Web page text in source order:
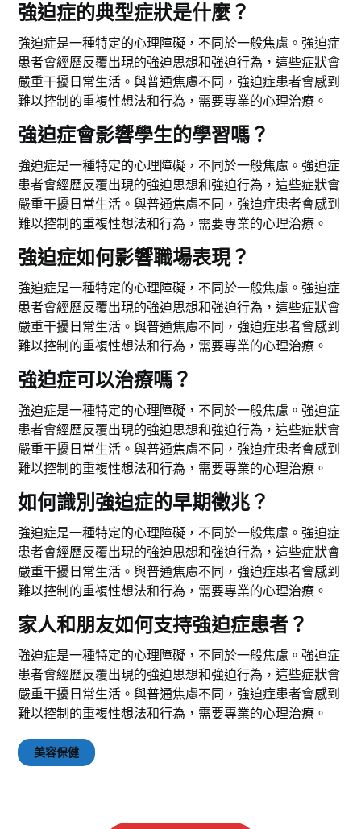
強迫症的典型症狀是什麼？
強迫症是一種特定的心理障礙，不同於一般焦慮。強迫症
患者會經歷反覆出現的強迫思想和強迫行為，這些症狀會
嚴重干擾日常生活。與普通焦慮不同，強迫症患者會感到
難以控制的重複性想法和行為，需要專業的心理治療。
強迫症會影響學生的學習嗎？
強迫症是一種特定的心理障礙，不同於一般焦慮。強迫症
患者會經歷反覆出現的強迫思想和強迫行為，這些症狀會
嚴重干擾日常生活。與普通焦慮不同，強迫症患者會感到
難以控制的重複性想法和行為，需要專業的心理治療。
強迫症如何影響職場表現？
強迫症是一種特定的心理障礙，不同於一般焦慮。強迫症
患者會經歷反覆出現的強迫思想和強迫行為，這些症狀會
嚴重干擾日常生活。與普通焦慮不同，強迫症患者會感到
難以控制的重複性想法和行為，需要專業的心理治療。
強迫症可以治療嗎？
強迫症是一種特定的心理障礙，不同於一般焦慮。強迫症
患者會經歷反覆出現的強迫思想和強迫行為，這些症狀會
嚴重干擾日常生活。與普通焦慮不同，強迫症患者會感到
難以控制的重複性想法和行為，需要專業的心理治療。
如何識別強迫症的早期徵兆？
強迫症是一種特定的心理障礙，不同於一般焦慮。強迫症
患者會經歷反覆出現的強迫思想和強迫行為，這些症狀會
嚴重干擾日常生活。與普通焦慮不同，強迫症患者會感到
難以控制的重複性想法和行為，需要專業的心理治療。
家人和朋友如何支持強迫症患者？
強迫症是一種特定的心理障礙，不同於一般焦慮。強迫症
患者會經歷反覆出現的強迫思想和強迫行為，這些症狀會
嚴重干擾日常生活。與普通焦慮不同，強迫症患者會感到
難以控制的重複性想法和行為，需要專業的心理治療。
美容保健